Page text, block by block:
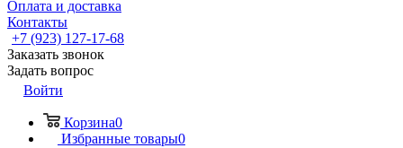
Оплата и доставка
Контакты
+7 (923) 127-17-68
Заказать звонок
Задать вопрос
Войти
Корзина0
Избранные товары0